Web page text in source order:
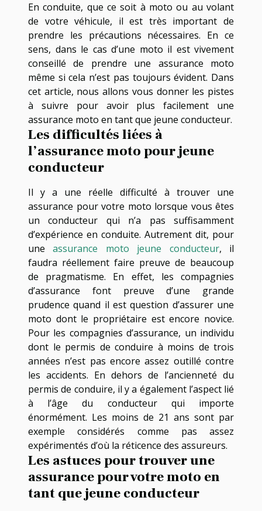
En conduite, que ce soit à moto ou au volant
de votre véhicule, il est très important de
prendre les précautions nécessaires. En ce
sens, dans le cas d’une moto il est vivement
conseillé de prendre une assurance moto
même si cela n’est pas toujours évident. Dans
cet article, nous allons vous donner les pistes
à suivre pour avoir plus facilement une
assurance moto en tant que jeune conducteur.
Les difficultés liées à
l’assurance moto pour jeune
conducteur
Il y a une réelle difficulté à trouver une
assurance pour votre moto lorsque vous êtes
un conducteur qui n’a pas suffisamment
d’expérience en conduite. Autrement dit, pour
uneassurance moto jeune conducteur, il
faudra réellement faire preuve de beaucoup
de pragmatisme. En effet, les compagnies
d’assurance font preuve d’une grande
prudence quand il est question d’assurer une
moto dont le propriétaire est encore novice.
Pour les compagnies d’assurance, un individu
dont le permis de conduire à moins de trois
années n’est pas encore assez outillé contre
les accidents. En dehors de l’ancienneté du
permis de conduire, il y a également l’aspect lié
à l’âge du conducteur qui importe
énormément. Les moins de 21 ans sont par
exemple considérés comme pas assez
expérimentés d’où la réticence des assureurs.
Les astuces pour trouver une
assurance pour votre moto en
tant que jeune conducteur